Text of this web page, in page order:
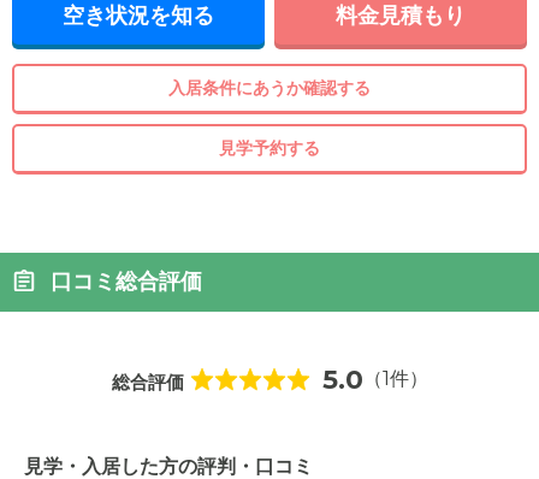
空き状況を知る 料金見積もり
入居条件にあうか確認する
見学予約する
口コミ総合評価
総合評価 5.0 （1件）
見学・入居した方の評判・口コミ